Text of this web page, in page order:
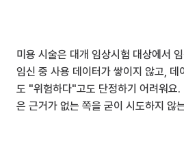
미용 시술은 대개 임상시험 대상에서
임신 중 사용 데이터가 쌓이지 않고,
도 "위험하다"고도 단정하기 어려워요.
은 근거가 없는 쪽을 굳이 시도하지 않